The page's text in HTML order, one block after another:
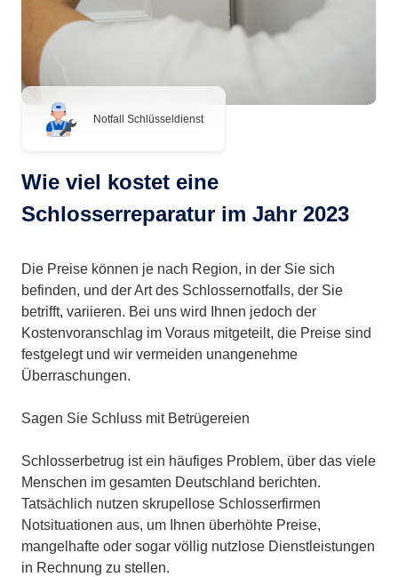
Notfall Schlüsseldienst
Wie viel kostet eine
Schlosserreparatur im Jahr 2023
Die Preise können je nach Region, in der Sie sich
befinden, und der Art des Schlossernotfalls, der Sie
betrifft, variieren. Bei uns wird Ihnen jedoch der
Kostenvoranschlag im Voraus mitgeteilt, die Preise sind
festgelegt und wir vermeiden unangenehme
Überraschungen.
Sagen Sie Schluss mit Betrügereien
Schlosserbetrug ist ein häufiges Problem, über das viele
Menschen im gesamten Deutschland berichten.
Tatsächlich nutzen skrupellose Schlosserfirmen
Notsituationen aus, um Ihnen überhöhte Preise,
mangelhafte oder sogar völlig nutzlose Dienstleistungen
in Rechnung zu stellen.